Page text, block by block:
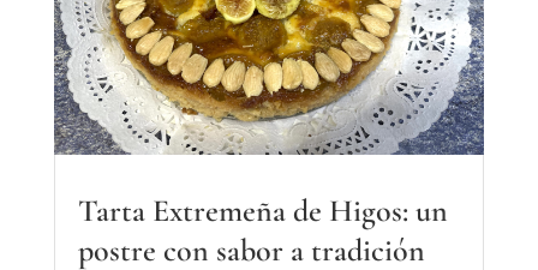
Tarta Extremeña de Higos: un
postre con sabor a tradición